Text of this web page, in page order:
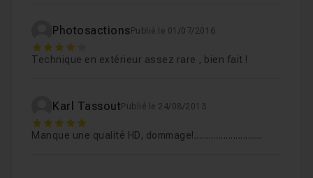
Photosactions Publié le 01/07/2016
4
Technique en extérieur assez rare , bien fait !
Karl Tassout Publié le 24/08/2013
5
Manque une qualité HD, dommage!............................